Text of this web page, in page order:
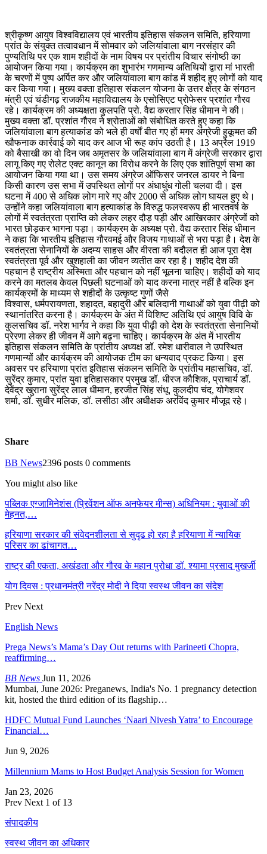
श्रीकृष्ण आयुष विश्वविद्यालय एवं भारतीय इतिहास संकलन समिति, हरियाणा
प्रांत के संयुक्त तत्वावधान में सोमवार को जलियांवाला बाग नरसंहार की
पुण्यतिथि पर एक शाम शहीदों के नाम विषय पर प्रांतीय विचार संगोष्ठी का
आयोजन किया गया। कार्यक्रम का शुभारंभ गणमान्य अतिथियों द्वारा मां भारती
के चरणों में पुष्प अर्पित कर और जलियांवाला बाग कांड में शहीद हुए लोगों को याद
कर किया गया। मुख्य वक्ता इतिहास संकलन योजना के उत्तर क्षेत्र के संगठन
मंत्री एवं चंडीगढ़ राजकीय महाविद्यालय के एसोसिएट प्रोफेसर प्रशांत गौरव
रहे। कार्यक्रम की अध्यक्षता कुलपति प्रो. वैद्य करतार सिंह धीमान ने की।
मुख्य वक्ता डॉ. प्रशांत गौरव ने श्रोताओं को संबोधित करते हुए कहा कि
जलियांवाला बाग हत्याकांड को भले ही वर्षों बीत गए हों मगर अंग्रेजी हुकूमत की
खौफनाक कार्रवाई को याद कर आज भी रूह कांप उठती है। 13 अप्रैल 1919
को बैसाखी का वो दिन जब अमृतसर के जलियांवाला बाग में अंग्रेजी सरकार द्वारा
लागू किए गए रोलेट एक्ट कानून का विरोध करने के लिए एक शांतिपूर्ण सभा का
आयोजन किया गया था। उस समय अंग्रेज ऑफिसर जनरल डायर ने बिना
किसी कारण उस सभा में उपस्थित लोगों पर अंधाधुंध गोली चलवा दी। इस
घटना में 400 से अधिक लोग मारे गए और 2000 से अधिक लोग घायल हुए थे।
उन्होंने कहा जलियांवाला बाग हत्याकांड के विरुद्ध फलस्वरूप ही भारतवर्ष के
लोगों में स्वतंत्रता प्राप्ति को लेकर लहर दौड़ पड़ी और आखिरकार अंग्रेजों को
भारत छोड़कर भागना पड़ा। कार्यक्रम के अध्यक्ष प्रो. वैद्य करतार सिंह धीमान
ने कहा कि भारतीय इतिहास गौरवमई और विजय गाथाओं से भरा पड़ा है। देश के
स्वतंत्रता सेनानियों के अदम्य साहस और वीरता की बदौलत ही आज पूरा देश
स्वतंत्रता पूर्व और खुशहाली का जीवन व्यतीत कर रहा है। शहीद देश की
पहचान है राष्ट्रीय अस्मिता और पहचान को नहीं भूलना चाहिए। शहीदों को याद
करने का मतलब केवल पिछली घटनाओं को याद करना मात्र नहीं है बल्कि इन
कार्यक्रमों के माध्यम से शहीदों के उत्कृष्ट गुणों जैसे
विश्वास, धर्मपरायणता, शहादत, बहादुरी और बलिदानी गाथाओं को युवा पीढ़ी को
स्थानांतरित करना है। कार्यक्रम के अंत में विशिष्ट अतिथि एवं आयुष विवि के
कुलसचिव डॉ. नरेश भार्गव ने कहा कि युवा पीढ़ी को देश के स्वतंत्रता सेनानियों
प्रेरणा लेकर ही जीवन में आगे बढ़ना चाहिए। कार्यक्रम के अंत में भारतीय
इतिहास संकलन समिति के प्रांतीय अध्यक्ष डॉ. रमेश धारीवाल ने उपस्थित
गणमान्यों और कार्यक्रम की आयोजक टीम का धन्यवाद प्रकट किया। इस
अवसर पर हरियाणा प्रांत इतिहास संकलन समिति के प्रांतीय महासचिव, डॉ.
सुरेंद्र कुमार, प्रांत युवा इतिहासकार प्रमुख डॉ. धीरज कौशिक, प्राचार्य डॉ.
देवेंद्र खुराना सुरेंद्र लाल धीमान, हरजीत सिंह संधू, कुलदीप चंद, योगेशवर
शर्मा, डॉ. सुधीर मलिक, डॉ. लसीठा और अधीक्षक अरविंद कुमार मौजूद रहे।
Share
BB News2396 posts 0 comments
You might also like
पब्लिक एग्जामिनेशंस (प्रिवेंशन ऑफ अनफेयर मीन्स) अधिनियम : युवाओं की
मेहनत,…
हरियाणा सरकार की संवेदनशीलता से सुदृढ हो रहा है हरियाणा में न्यायिक
परिसर का ढांचागत…
राष्ट्र की एकता, अखंडता और गौरव के महान पुरोधा डॉ. श्यामा प्रसाद मुखर्जी
योग दिवस : प्रधानमंत्री नरेंद्र मोदी ने दिया स्वस्थ जीवन का संदेश
Prev Next
English News
Prega News’s Mama’s Day Out returns with Parineeti Chopra,
reaffirming…
BB News Jun 11, 2026
Mumbai, June 2026: Preganews, India's No. 1 pregnancy detection
kit, hosted the third edition of its flagship…
HDFC Mutual Fund Launches ‘Naari Nivesh Yatra’ to Encourage
Financial…
Jun 9, 2026
Millennium Mams to Host Budget Analysis Session for Women
Jan 23, 2026
Prev Next 1 of 13
संपादकीय
स्वस्थ जीवन का अधिकार